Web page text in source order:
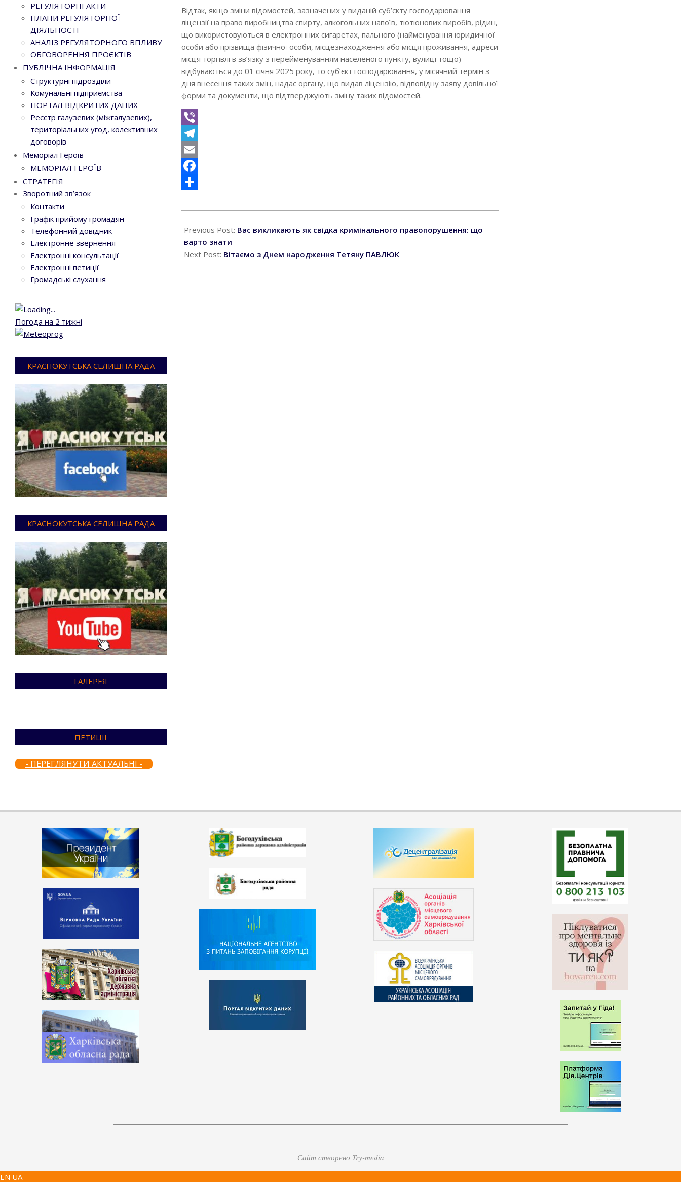
Відтак, якщо зміни відомостей, зазначених у виданій суб’єкту господарювання
ліцензії на право виробництва спирту, алкогольних напоїв, тютюнових виробів, рідин,
що використовуються в електронних сигаретах, пального (найменування юридичної
особи або прізвища фізичної особи, місцезнаходження або місця проживання, адреси
місця торгівлі в зв’язку з перейменуванням населеного пункту, вулиці тощо)
відбуваються до 01 січня 2025 року, то суб’єкт господарювання, у місячний термін з
дня внесення таких змін, надає органу, що видав ліцензію, відповідну заяву довільної
форми та документи, що підтверджують зміну таких відомостей.
Viber
Telegram
Email
Facebook
10-
24
Previous Post: Вас викликають як свідка кримінального правопорушення: що
варто знати
Next Post: Вітаємо з Днем народження Тетяну ПАВЛЮК
РЕГУЛЯТОРНІ АКТИ
ПЛАНИ РЕГУЛЯТОРНОЇ
ДІЯЛЬНОСТІ
АНАЛІЗ РЕГУЛЯТОРНОГО ВПЛИВУ
ОБГОВОРЕННЯ ПРОЄКТІВ
ПУБЛІЧНА ІНФОРМАЦІЯ
Структурні підрозділи
Комунальні підприємства
ПОРТАЛ ВІДКРИТИХ ДАНИХ
Реєстр галузевих (міжгалузевих),
територіальних угод, колективних
договорів
Меморіал Героїв
МЕМОРІАЛ ГЕРОЇВ
СТРАТЕГІЯ
Зворотний зв’язок
Контакти
Графік прийому громадян
Телефонний довідник
Електронне звернення
Електронні консультації
Електронні петиції
Громадські слухання
Погода на 2 тижні
КРАСНОКУТСЬКА СЕЛИЩНА РАДА
КРАСНОКУТСЬКА СЕЛИЩНА РАДА
ГАЛЕРЕЯ
ПЕТИЦІЇ
- ПЕРЕГЛЯНУТИ АКТУАЛЬНІ -
Сайт створено Try-media
EN UA